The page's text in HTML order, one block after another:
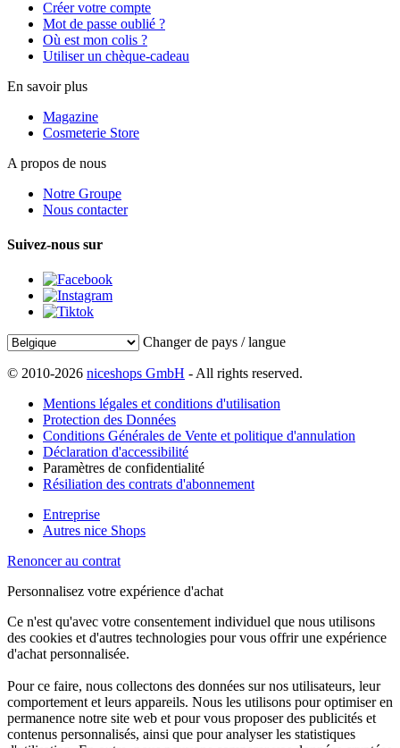
Créer votre compte
Mot de passe oublié ?
Où est mon colis ?
Utiliser un chèque-cadeau
En savoir plus
Magazine
Cosmeterie Store
A propos de nous
Notre Groupe
Nous contacter
Suivez-nous sur
Changer de pays / langue
© 2010-2026 niceshops GmbH - All rights reserved.
Mentions légales et conditions d'utilisation
Protection des Données
Conditions Générales de Vente et politique d'annulation
Déclaration d'accessibilité
Paramètres de confidentialité
Résiliation des contrats d'abonnement
Entreprise
Autres nice Shops
Renoncer au contrat
Personnalisez votre expérience d'achat
Ce n'est qu'avec votre consentement individuel que nous utilisons
des cookies et d'autres technologies pour vous offrir une expérience
d'achat personnalisée.
Pour ce faire, nous collectons des données sur nos utilisateurs, leur
comportement et leurs appareils. Nous les utilisons pour optimiser en
permanence notre site web et pour vous proposer des publicités et
contenus personnalisés, ainsi que pour analyser les statistiques